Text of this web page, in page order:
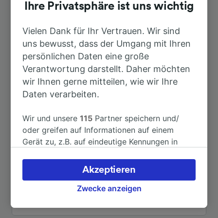
Dauer
Nach Hamburg 1h 49min
Nach Hamburg Hbf
Nach Hamburg Airport 2h 29min
Nach Westerland (Sylt) 3h 4min
Nach Berlin Hbf 3h 52min
Nach Birkenwerder (b Berlin)
Ihre Privatsphäre ist uns wichtig
Vielen Dank für Ihr Vertrauen. Wir sind
uns bewusst, dass der Umgang mit Ihren
persönlichen Daten eine große
Verantwortung darstellt. Daher möchten
wir Ihnen gerne mitteilen, wie wir Ihre
Daten verarbeiten.
Wir und unsere115 Partner speichern und/
oder greifen auf Informationen auf einem
Gerät zu, z.B. auf eindeutige Kennungen in
verarbeiten. Sie können Ihre Präferenzen
akzeptieren oder verwalten, einschließlich
Ihres Widerspruchsrechts bei berechtigtem
Zwecke anzeigen
Akzeptieren